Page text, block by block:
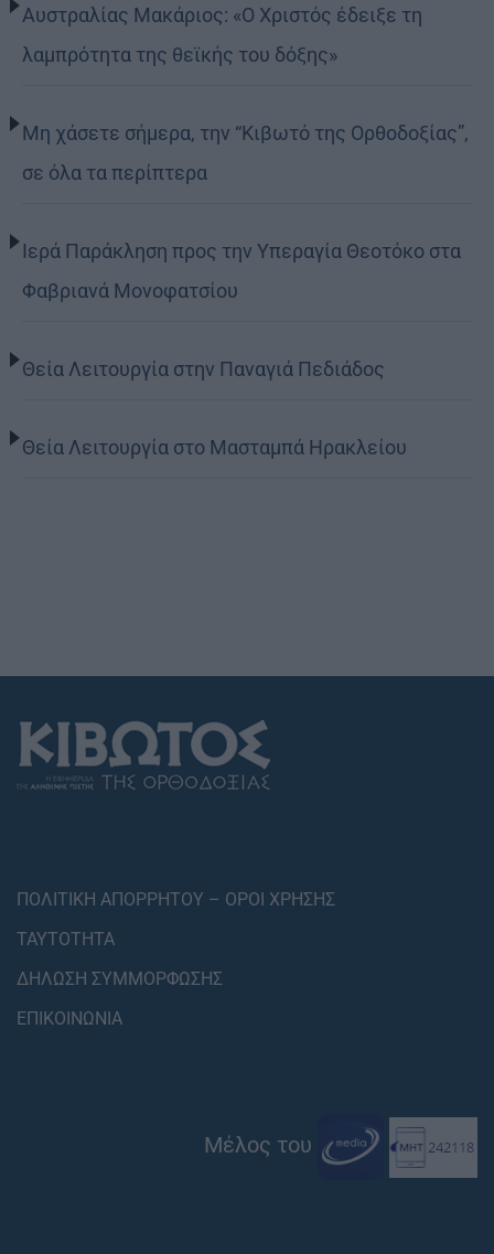
Αυστραλίας Μακάριος: «Ο Χριστός έδειξε τη
λαμπρότητα της θεϊκής του δόξης»
Μη χάσετε σήμερα, την “Κιβωτό της Ορθοδοξίας”,
σε όλα τα περίπτερα
Ιερά Παράκληση προς την Υπεραγία Θεοτόκο στα
Φαβριανά Μονοφατσίου
Θεία Λειτουργία στην Παναγιά Πεδιάδος
Θεία Λειτουργία στο Μασταμπά Ηρακλείου
ΠΟΛΙΤΙΚΗ ΑΠΟΡΡΗΤΟΥ – ΟΡΟΙ ΧΡΗΣΗΣ
ΤΑΥΤΟΤΗΤΑ
ΔΗΛΩΣΗ ΣΥΜΜΟΡΦΩΣΗΣ
ΕΠΙΚΟΙΝΩΝΙΑ
Μέλος του